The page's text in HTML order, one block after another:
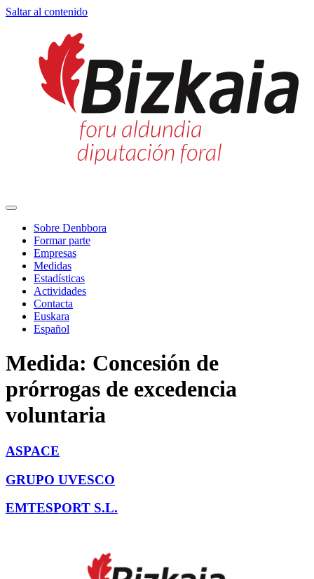
Saltar al contenido
Navegación
principal
Sobre Denbbora
Formar parte
Empresas
Medidas
Estadísticas
Actividades
Contacta
Euskara
Español
Medida: Concesión de
prórrogas de excedencia
voluntaria
ASPACE
GRUPO UVESCO
EMTESPORT S.L.